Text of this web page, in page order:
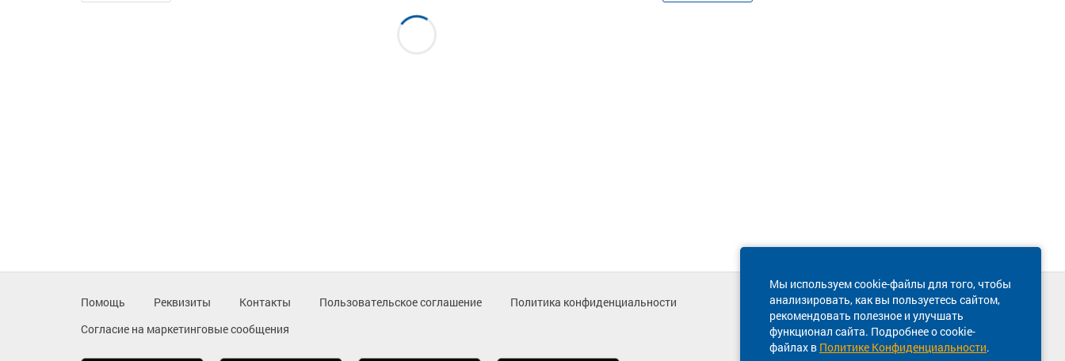
Мы используем cookie-файлы для того, чтобы
анализировать, как вы пользуетесь сайтом,
рекомендовать полезное и улучшать
функционал сайта. Подробнее о cookie-
файлах в Политике Конфиденциальности.
Помощь Реквизиты Контакты Пользовательское соглашение
Политика конфиденциальности
Согласие на маркетинговые сообщения
Техническая поддержка сайта
8 800 600-03-38